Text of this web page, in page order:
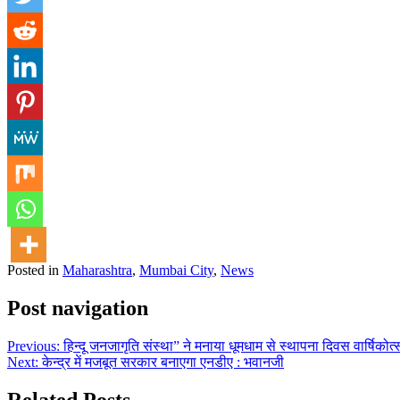
Posted in Maharashtra, Mumbai City, News
Post navigation
Previous: हिन्दू जनजागृति संस्था” ने मनाया धूमधाम से स्थापना दिवस
Next: केन्द्र में मजबूत सरकार बनाएगा एनडीए : भवानजी